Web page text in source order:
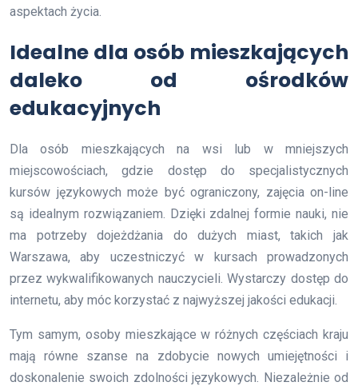
aspektach życia.
Idealne dla osób mieszkających
daleko od ośrodków
edukacyjnych
Dla osób mieszkających na wsi lub w mniejszych
miejscowościach, gdzie dostęp do specjalistycznych
kursów językowych może być ograniczony, zajęcia on-line
są idealnym rozwiązaniem. Dzięki zdalnej formie nauki, nie
ma potrzeby dojeżdżania do dużych miast, takich jak
Warszawa, aby uczestniczyć w kursach prowadzonych
przez wykwalifikowanych nauczycieli. Wystarczy dostęp do
internetu, aby móc korzystać z najwyższej jakości edukacji.
Tym samym, osoby mieszkające w różnych częściach kraju
mają równe szanse na zdobycie nowych umiejętności i
doskonalenie swoich zdolności językowych. Niezależnie od